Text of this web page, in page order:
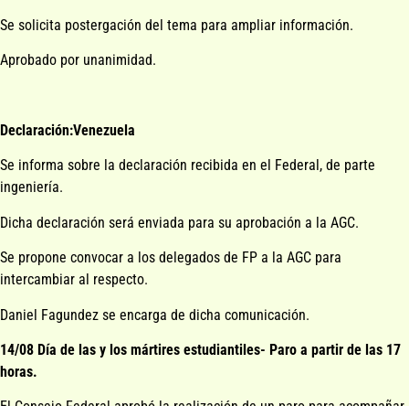
Se solicita postergación del tema para ampliar información.
Aprobado por unanimidad.
Declaración:Venezuela
Se informa sobre la declaración recibida en el Federal, de parte
ingeniería.
Dicha declaración será enviada para su aprobación a la AGC.
Se propone convocar a los delegados de FP a la AGC para
intercambiar al respecto.
Daniel Fagundez se encarga de dicha comunicación.
14/08 Día de las y los mártires estudiantiles- Paro a partir de las 17
horas.